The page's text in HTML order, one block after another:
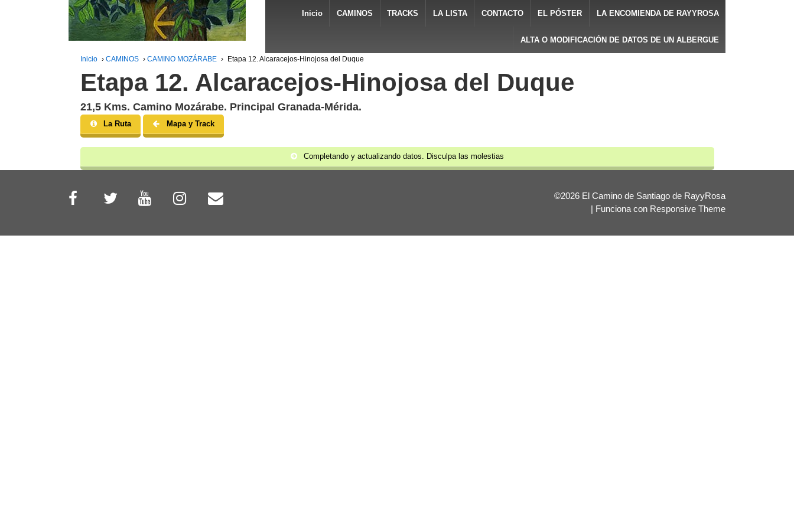
Inicio CAMINOS TRACKS LA LISTA CONTACTO EL PÓSTER LA ENCOMIENDA DE RAYYROSA
ALTA O MODIFICACIÓN DE DATOS DE UN ALBERGUE
Inicio › CAMINOS › CAMINO MOZÁRABE › Etapa 12. Alcaracejos-Hinojosa del Duque
Etapa 12. Alcaracejos-Hinojosa del Duque
21,5 Kms. Camino Mozárabe. Principal Granada-Mérida.
La Ruta Mapa y Track
Completando y actualizando datos. Disculpa las molestias
©2026 El Camino de Santiago de RayyRosa
| Funciona con Responsive Theme